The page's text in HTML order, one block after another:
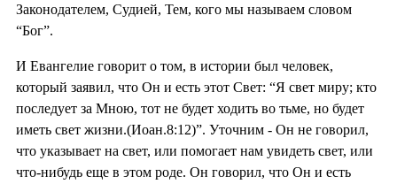
Законодателем, Судией, Тем, кого мы называем словом
“Бог”.
И Евангелие говорит о том, в истории был человек,
который заявил, что Он и есть этот Свет: “Я свет миру; кто
последует за Мною, тот не будет ходить во тьме, но будет
иметь свет жизни.(Иоан.8:12)”. Уточним - Он не говорил,
что указывает на свет, или помогает нам увидеть свет, или
что-нибудь еще в этом роде. Он говорил, что Он и есть